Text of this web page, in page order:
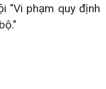
"Vi phạm quy định